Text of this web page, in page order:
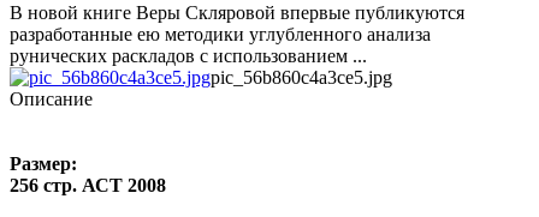
В новой книге Веры Скляровой впервые публикуются
разработанные ею методики углубленного анализа
рунических раскладов с использованием ...
pic_56b860c4a3ce5.jpg
Описание
Размер:
256 стр. АСТ 2008